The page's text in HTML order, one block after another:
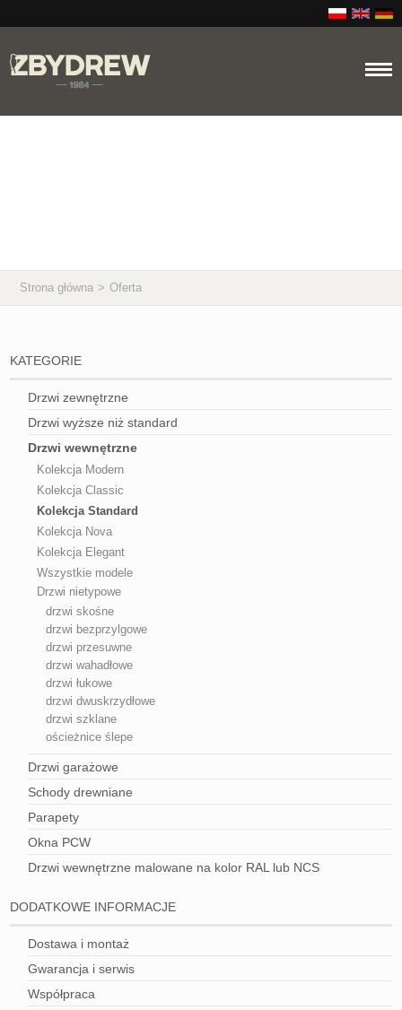
Strona główna > Oferta
KATEGORIE
Drzwi zewnętrzne
Drzwi wyższe niż standard
Drzwi wewnętrzne
Kolekcja Modern
Kolekcja Classic
Kolekcja Standard
Kolekcja Nova
Kolekcja Elegant
Wszystkie modele
Drzwi nietypowe
drzwi skośne
drzwi bezprzylgowe
drzwi przesuwne
drzwi wahadłowe
drzwi łukowe
drzwi dwuskrzydłowe
drzwi szklane
ościeżnice ślepe
Drzwi garażowe
Schody drewniane
Parapety
Okna PCW
Drzwi wewnętrzne malowane na kolor RAL lub NCS
DODATKOWE INFORMACJE
Dostawa i montaż
Gwarancja i serwis
Współpraca